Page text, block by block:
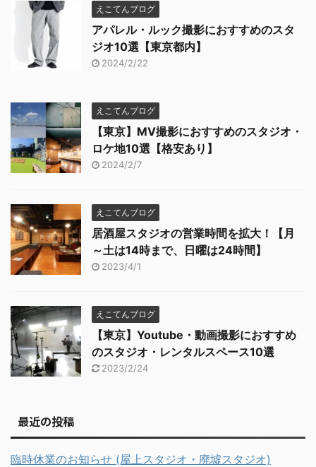
えこてんブログ
アパレル・ルック撮影におすすめのスタ
ジオ10選【東京都内】
2024/2/22
えこてんブログ
【東京】MV撮影におすすめのスタジオ・
ロケ地10選【格安あり】
2024/2/7
えこてんブログ
居酒屋スタジオの営業時間を拡大！【月
～土は14時まで、日曜は24時間】
2023/4/1
えこてんブログ
【東京】Youtube・動画撮影におすすめ
のスタジオ・レンタルスペース10選
2023/2/24
最近の投稿
臨時休業のお知らせ (屋上スタジオ・廃墟スタジオ)